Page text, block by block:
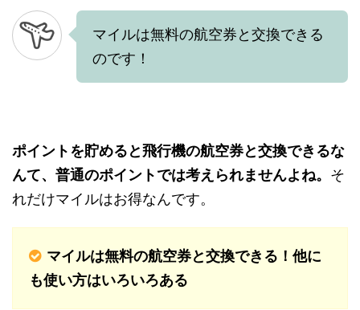
マイルは無料の航空券と交換できる
のです！
ポイントを貯めると飛行機の航空券と交換できるな
んて、普通のポイントでは考えられませんよね。 そ
れだけマイルはお得なんです。
マイルは無料の航空券と交換できる！他に
も使い方はいろいろある